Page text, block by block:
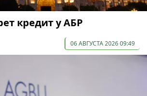
кредит у АБР
06 АВГУСТА 2026 09:49